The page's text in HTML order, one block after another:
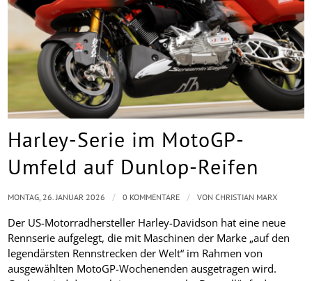
Harley-Serie im MotoGP-
Umfeld auf Dunlop-Reifen
Der US-Motorradhersteller Harley-Davidson hat eine neue
Rennserie aufgelegt, die mit Maschinen der Marke „auf den
legendärsten Rennstrecken der Welt“ im Rahmen von
ausgewählten MotoGP-Wochenenden ausgetragen wird.
MONTAG, 26. JANUAR 2026 / 0 KOMMENTARE / VONCHRISTIAN MARX